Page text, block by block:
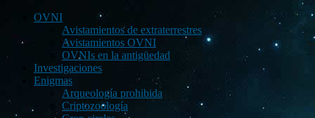
OVNI
Avistamientos de extraterrestres
Avistamientos OVNI
OVNIs en la antigüedad
Investigaciones
Enigmas
Arqueología prohibida
Criptozoología